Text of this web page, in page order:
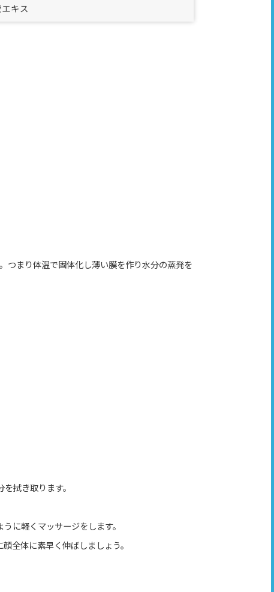
キス
つまり体温で固体化し薄い膜を作り水分の蒸発を
拭き取ります。
に軽くマッサージをします。
全体に素早く伸ばしましょう。